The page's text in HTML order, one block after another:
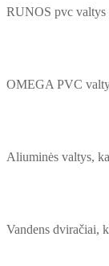
RUNOS pvc valtys
OMEGA PVC
Aliuminės valtys,
Vandens dviračiai,